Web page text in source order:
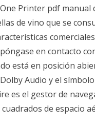
Printer pdf
de vino que se
en contacto
está en posición
Audio y el
es el gestor de
de espacio